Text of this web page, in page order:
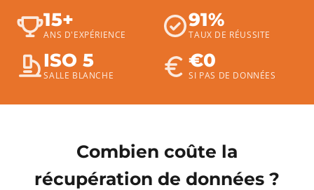
15+
ANS D'EXPÉRIENCE
91%
TAUX DE RÉUSSITE
ISO 5
SALLE BLANCHE
€0
SI PAS DE DONNÉES
Combien coûte la
récupération de données ?